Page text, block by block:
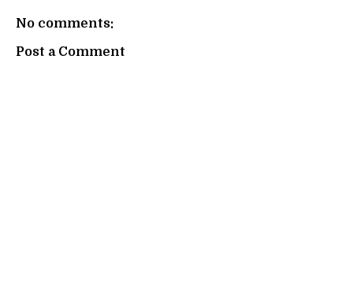
No comments:
Post a Comment